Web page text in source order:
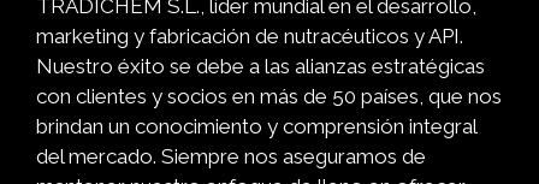
TRADICHEM S.L., líder mundial en el desarrollo,
marketing y fabricación de nutracéuticos y API.
Nuestro éxito se debe a las alianzas estratégicas
con clientes y socios en más de 50 países, que nos
brindan un conocimiento y comprensión integral
del mercado. Siempre nos aseguramos de